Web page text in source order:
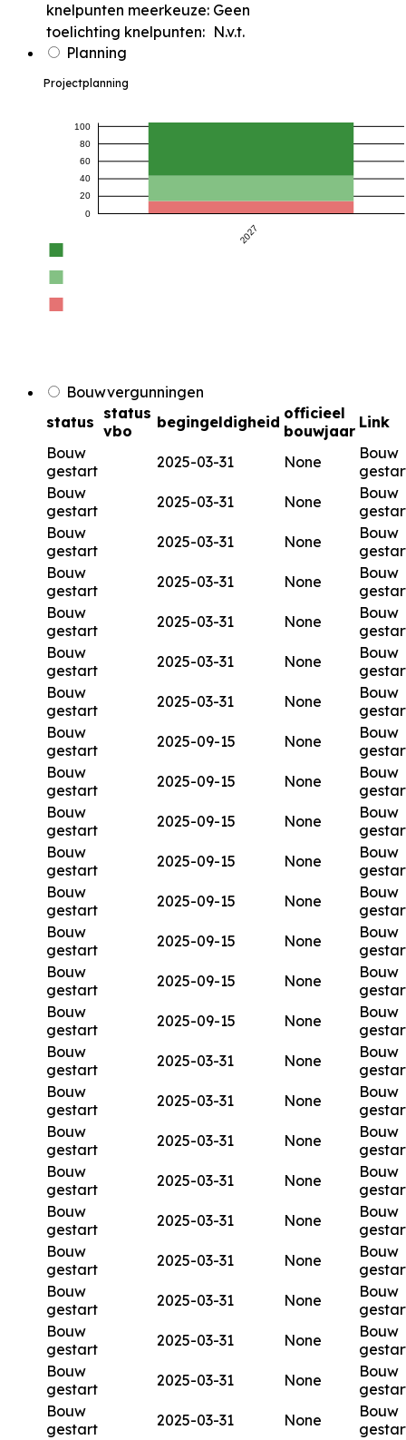
knelpunten meerkeuze: Geen
toelichting knelpunten: N.v.t.
Planning
Projectplanning
0
20
40
60
80
100
2027
Bouwvergunningen
status status
vbo
begingeldigheid officieel
bouwjaar Link
Bouw
gestart
2025-03-31 None
Bouw
Bouw
gestart
2025-03-31 None
Bouw
Bouw
gestart
2025-03-31 None
Bouw
Bouw
gestart
2025-03-31 None
Bouw
Bouw
gestart
2025-03-31 None
Bouw
Bouw
gestart
2025-03-31 None
Bouw
Bouw
gestart
2025-03-31 None
Bouw
Bouw
gestart
2025-09-15 None
Bouw
Bouw
gestart
2025-09-15 None
Bouw
Bouw
gestart
2025-09-15 None
Bouw
Bouw
gestart
2025-09-15 None
Bouw
Bouw
gestart
2025-09-15 None
Bouw
Bouw
gestart
2025-09-15 None
Bouw
Bouw
gestart
2025-09-15 None
Bouw
Bouw
gestart
2025-09-15 None
Bouw
Bouw
gestart
2025-03-31 None
Bouw
Bouw
gestart
2025-03-31 None
Bouw
Bouw
gestart
2025-03-31 None
Bouw
Bouw
gestart
2025-03-31 None
Bouw
Bouw
gestart
2025-03-31 None
Bouw
Bouw
gestart
2025-03-31 None
Bouw
Bouw
gestart
2025-03-31 None
Bouw
Bouw
gestart
2025-03-31 None
Bouw
Bouw
gestart
2025-03-31 None
Bouw
Bouw
gestart
2025-03-31 None
Bouw